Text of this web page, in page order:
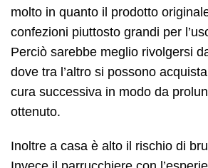
molto in quanto il prodotto
confezioni piuttosto grandi per
Perciò sarebbe meglio rivolgersi
dove tra l’altro si possono
cura successiva in modo da
ottenuto.
Inoltre a casa è alto il rischio di